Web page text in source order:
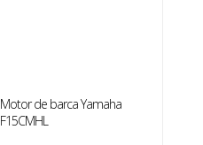
Motor de barca Yamaha
F15CMHL